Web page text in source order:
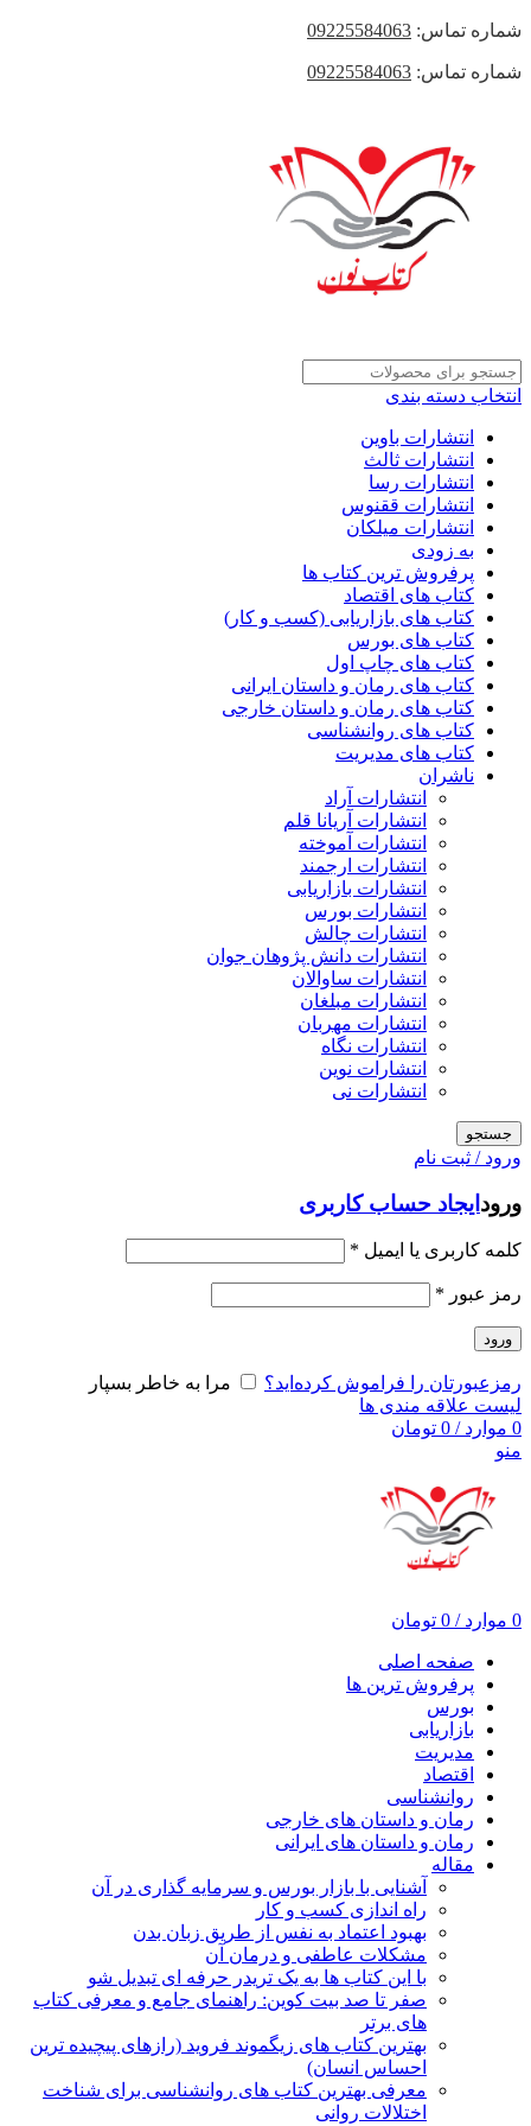
شماره تماس: 09225584063
شماره تماس: 09225584063
انتخاب دسته بندی
انتشارات باوین
انتشارات ثالث
انتشارات رسا
انتشارات ققنوس
انتشارات میلکان
به زودی
پرفروش ترین کتاب ها
کتاب های اقتصاد
کتاب های بازاریابی (کسب و کار)
کتاب های بورس
کتاب های چاپ اول
کتاب های رمان و داستان ایرانی
کتاب های رمان و داستان خارجی
کتاب های روانشناسی
کتاب های مدیریت
ناشران
انتشارات آراد
انتشارات آریانا قلم
انتشارات آموخته
انتشارات ارجمند
انتشارات بازاریابی
انتشارات بورس
انتشارات چالش
انتشارات دانش پژوهان جوان
انتشارات ساوالان
انتشارات مبلغان
انتشارات مهربان
انتشارات نگاه
انتشارات نوین
انتشارات نی
جستجو
ورود / ثبت نام
ورود ایجاد حساب کاربری
کلمه کاربری یا ایمیل *
رمز عبور *
ورود
رمزعبورتان را فراموش کرده‌اید؟
مرا به خاطر بسپار
لیست علاقه مندی ها
0 موارد /
0 تومان
منو
0 موارد /
0 تومان
صفحه اصلی
پرفروش ترین ها
بورس
بازاریابی
مدیریت
اقتصاد
روانشناسی
رمان و داستان های خارجی
رمان و داستان های ایرانی
مقاله
آشنایی با بازار بورس و سرمایه گذاری در آن
راه اندازی کسب و کار
بهبود اعتماد به نفس از طریق زبان بدن
مشکلات عاطفی و درمان آن
با این کتاب ها به یک تریدر حرفه ای تبدیل شو
صفر تا صد بیت کوین: راهنمای جامع و معرفی کتاب
های برتر
بهترین کتاب های زیگموند فروید (رازهای پیچیده ترین
احساس انسان)
معرفی بهترین کتاب های روانشناسی برای شناخت
اختلالات روانی